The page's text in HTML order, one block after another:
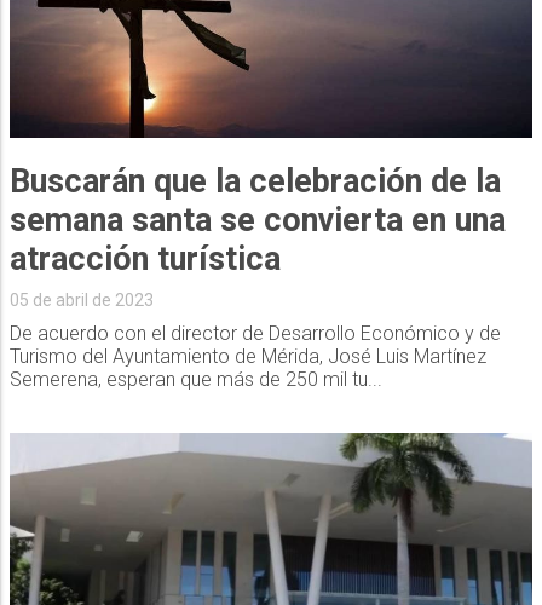
Buscarán que la celebración de la
semana santa se convierta en una
atracción turística
05 de abril de 2023
De acuerdo con el director de Desarrollo Económico y de
Turismo del Ayuntamiento de Mérida, José Luis Martínez
Semerena, esperan que más de 250 mil tu...